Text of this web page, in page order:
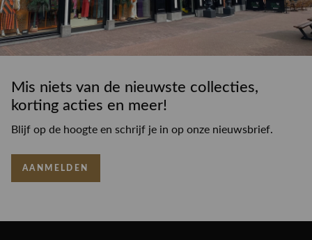
Mis niets van de nieuwste collecties,
korting acties en meer!
Blijf op de hoogte en schrijf je in op onze nieuwsbrief.
AANMELDEN